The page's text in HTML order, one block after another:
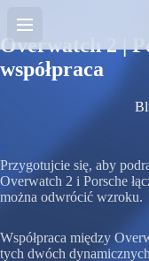
Overwatch 2 |
współpraca
Przygotujcie się, aby
Overwatch 2 i Porsche
można odwrócić wzroku.
Współpraca między
tych dwóch